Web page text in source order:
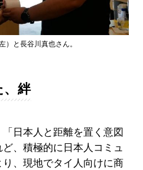
）と長谷川真也さん。
、絆
日本人と距離を置く意図
、積極的に日本人コミュ
、現地でタイ人向けに商